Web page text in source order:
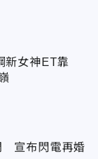
新女神ET靠
宣布閃電再婚